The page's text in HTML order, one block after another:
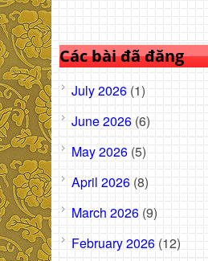
Các bài đã đăng
July 2026 (1)
June 2026 (6)
May 2026 (5)
April 2026 (8)
March 2026 (9)
February 2026 (12)